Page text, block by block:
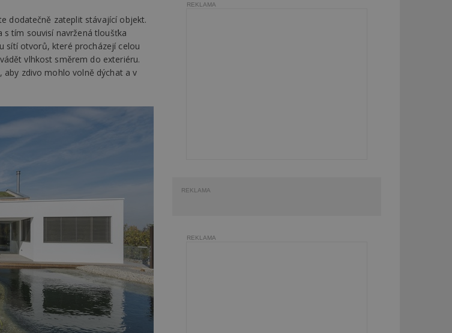
dodatečně zateplit stávající objekt.
tím souvisí navržená tloušťka
sítí otvorů, které procházejí celou
vlhkost směrem do exteriéru.
aby zdivo mohlo volně dýchat a v
REKLAMA
REKLAMA
REKLAMA